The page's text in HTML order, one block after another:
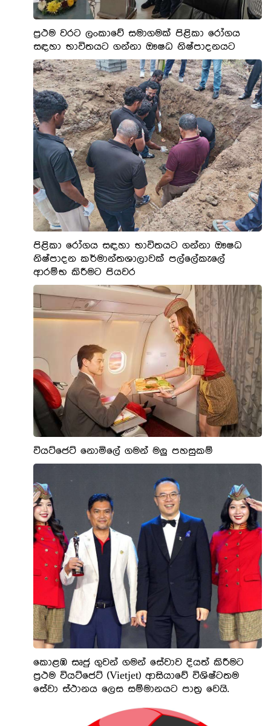
ප්‍රථම වරට ලංකාවේ සමාගමක් පිළිකා රෝගය
සඳහා භාවිතයට ගන්නා ඖෂධ නිෂ්පාදනයට
පිළිකා රෝගය සඳහා භාවිතයට ගන්නා ඖෂධ
නිෂ්පාදන කර්මාන්තශාලාවක් පල්ලේකැලේ
ආරම්භ කිරීමට පියවර
වියට්ජෙට් නොමිලේ ගමන් මලු පහසුකම්
කොළඹ සෘජු ගුවන් ගමන් සේවාව දියත් කිරීමට
ප්‍රථම වියට්ජෙට් (Vietjet) ආසියාවේ විශිෂ්ටතම
සේවා ස්ථානය ලෙස සම්මානයට පාත්‍ර වෙයි.